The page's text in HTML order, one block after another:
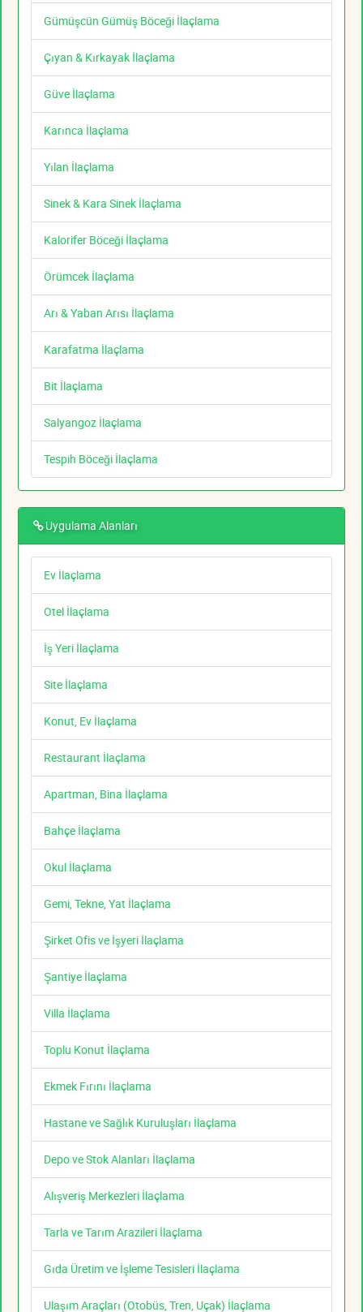
Gümüşcün Gümüş Böceği İlaçlama
Çıyan & Kırkayak İlaçlama
Güve İlaçlama
Karınca İlaçlama
Yılan İlaçlama
Sinek & Kara Sinek İlaçlama
Kalorifer Böceği İlaçlama
Örümcek İlaçlama
Arı & Yaban Arısı İlaçlama
Karafatma İlaçlama
Bit İlaçlama
Salyangoz İlaçlama
Tespih Böceği İlaçlama
Uygulama Alanları
Ev İlaçlama
Otel İlaçlama
İş Yeri İlaçlama
Site İlaçlama
Konut, Ev İlaçlama
Restaurant İlaçlama
Apartman, Bina İlaçlama
Bahçe İlaçlama
Okul İlaçlama
Gemi, Tekne, Yat İlaçlama
Şirket Ofis ve İşyeri İlaçlama
Şantiye İlaçlama
Villa İlaçlama
Toplu Konut İlaçlama
Ekmek Fırını İlaçlama
Hastane ve Sağlık Kuruluşları İlaçlama
Depo ve Stok Alanları İlaçlama
Alışveriş Merkezleri İlaçlama
Tarla ve Tarım Arazileri İlaçlama
Gıda Üretim ve İşleme Tesisleri İlaçlama
Ulaşım Araçları (Otobüs, Tren, Uçak) İlaçlama